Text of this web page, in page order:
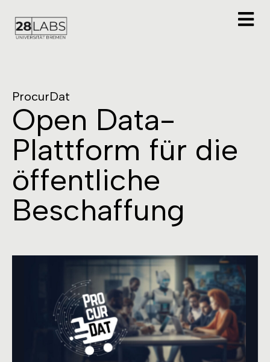
ProcurDat
Open Data-
Plattform für die
öffentliche
Beschaffung​